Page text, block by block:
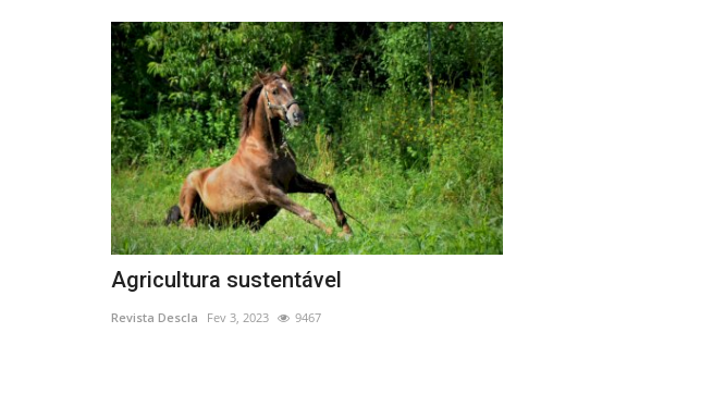
Agricultura sustentável
Revista Descla Fev 3, 2023 9467